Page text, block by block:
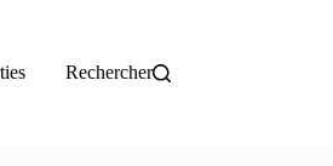
Rechercher